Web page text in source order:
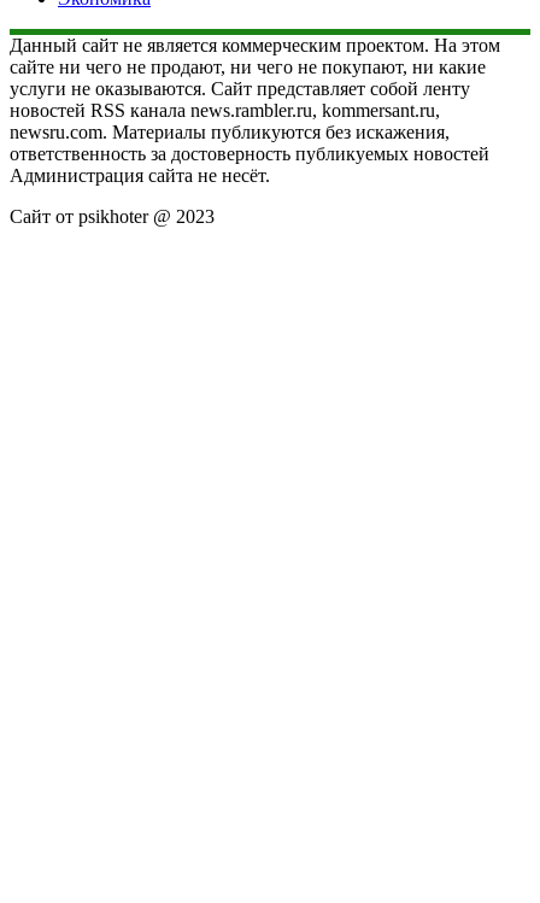
Данный сайт не является коммерческим проектом. На этом
сайте ни чего не продают, ни чего не покупают, ни какие
услуги не оказываются. Сайт представляет собой ленту
новостей RSS канала news.rambler.ru, kommersant.ru,
newsru.com. Материалы публикуются без искажения,
ответственность за достоверность публикуемых новостей
Администрация сайта не несёт.
Сайт от psikhoter @ 2023